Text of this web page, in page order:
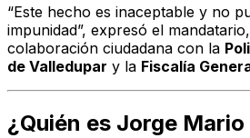
“Este hecho es inaceptable y no
impunidad”, expresó el
colaboración ciudadana con la
de Valledupar y la Fiscalía
¿Quién es Jorge